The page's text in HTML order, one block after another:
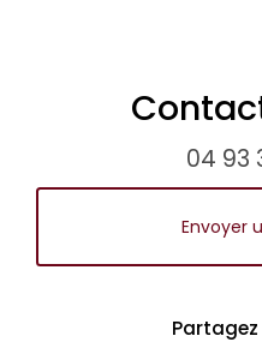
04 93
Envoyer